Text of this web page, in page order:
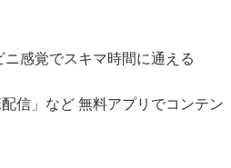
感覚でスキマ時間に通える
信」など 無料アプリでコンテン